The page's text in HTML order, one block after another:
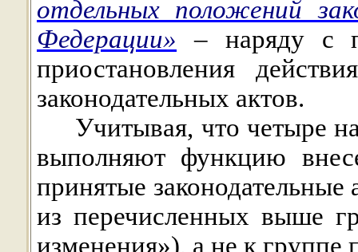
отдельных положений
Федерации» – наряду с
приостановления
законодательных актов.
Учитывая, что четыре
выполняют функцию
принятые
из перечисленных выше
изменения»), а не к